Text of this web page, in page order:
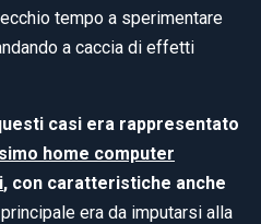
tempo a sperimentare
a caccia di effetti
casi era rappresentato
home computer
, con caratteristiche anche
era da imputarsi alla